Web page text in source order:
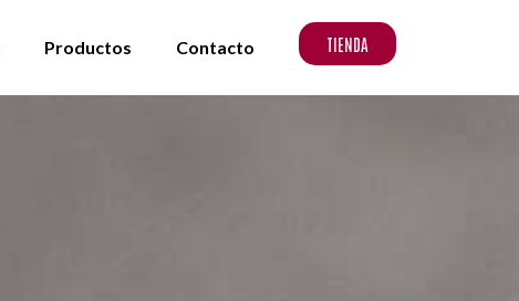
Productos Contacto TIENDA